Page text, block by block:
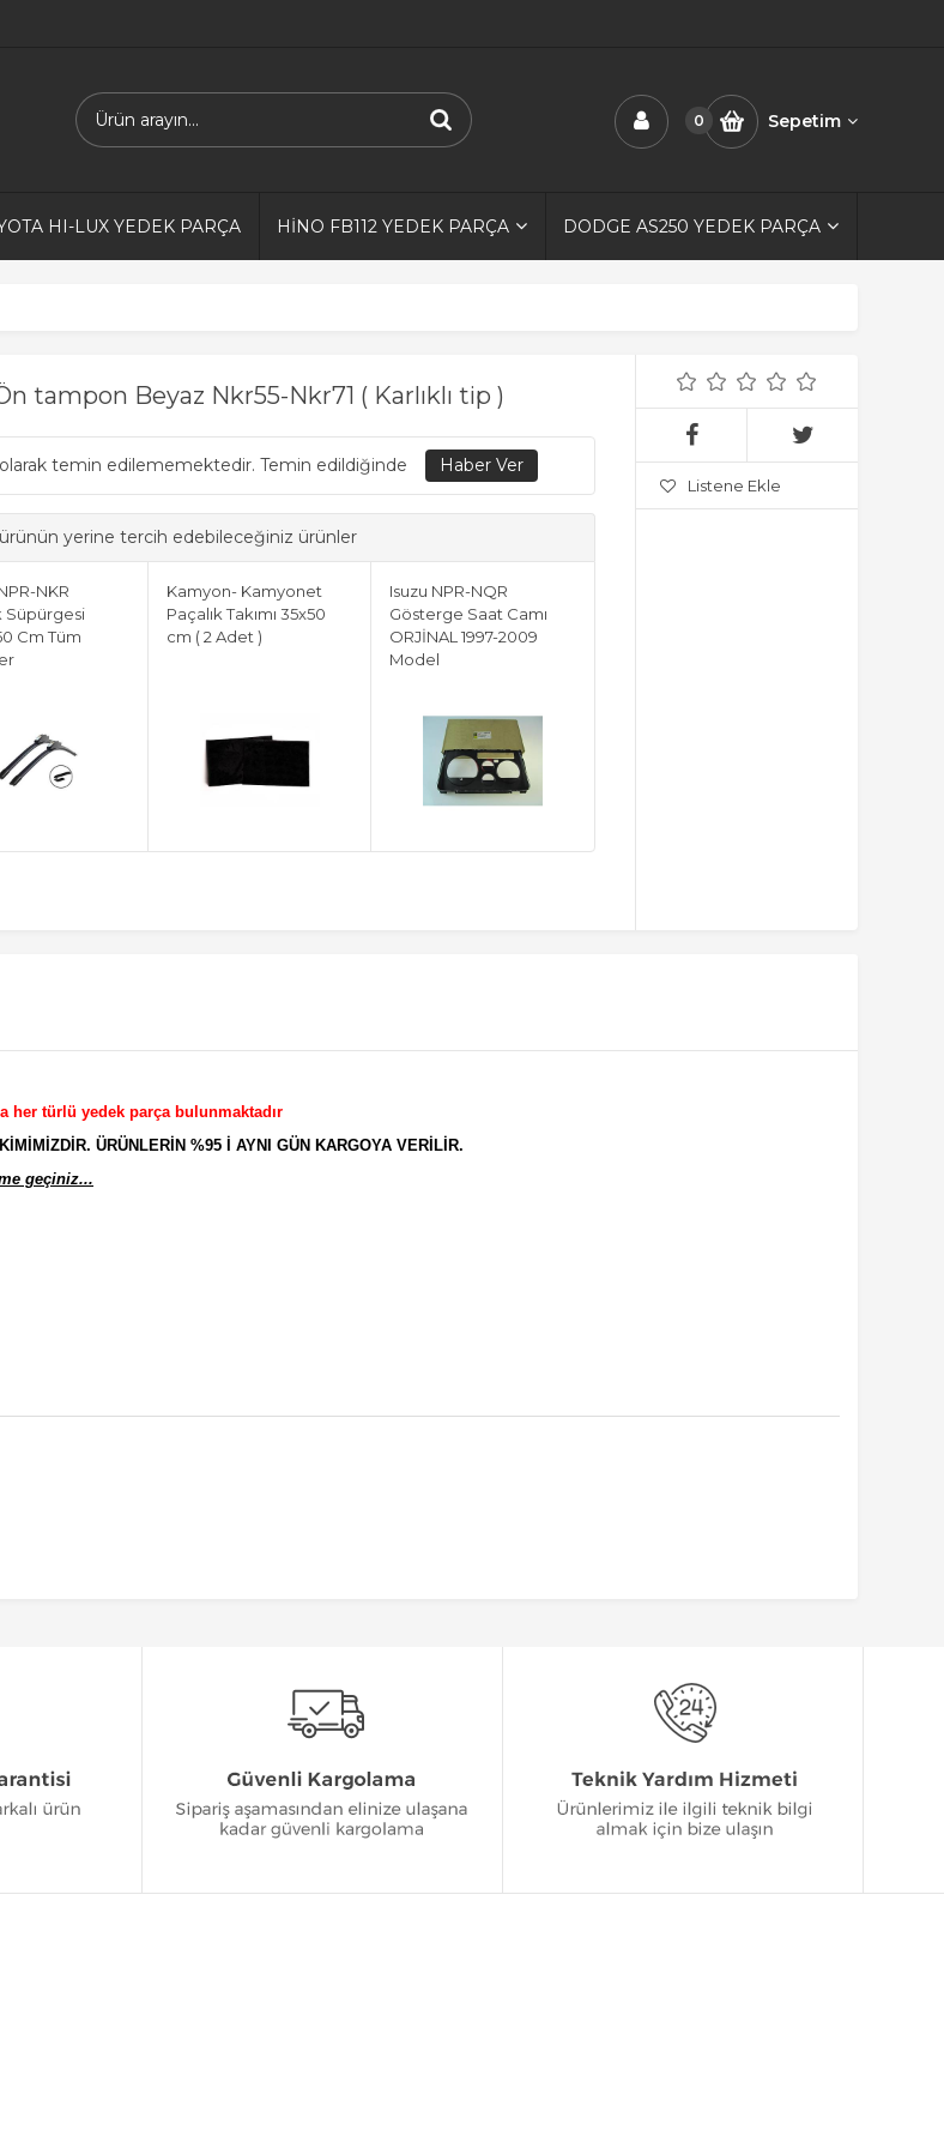
0 Sepetim
HI-LUX YEDEK PARÇA HİNO FB112 YEDEK PARÇA DODGE AS250 YEDEK PARÇA
tampon Beyaz Nkr55-Nkr71 ( Karlıklı tip )
temin edilememektedir. Temin edildiğinde
yerine tercih edebileceğiniz ürünler
NKR
Süpürgesi
Cm Tüm
Kamyon- Kamyonet
Paçalık Takımı 35x50
cm ( 2 Adet )
Isuzu NPR-NQR
Gösterge Saat Camı
ORJİNAL 1997-2009
Model
Listene Ekle
her türlü yedek parça bulunmaktadır
ÜRÜNLERİN %95 İ AYNI GÜN KARGOYA VERİLİR.
geçiniz...